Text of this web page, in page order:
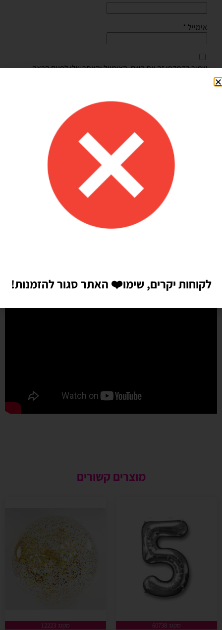
אימייל *
שמור בדפדפן זה את השם, האימייל והאתר שלי לפעם הבאה
Shilav Sayag
איכות מדהימה!
הזמנתי בלונים כדי לעצב קשת ליום הולדת של הבן שלי, המשלוח הגיע
מהר מהמצופה!! הכל באיכות מדהימה, בצבעים יפים בדיוק כמו שחשבתי
שיהיו!! התמונות מדברות בעד עצמן!! ממליצה בחום♥️♥️♥️
מוצרים קשורים
מקט: 60738 מקט: 12223
לקוחות יקרים, שימו❤️ האתר סגור להזמנות!